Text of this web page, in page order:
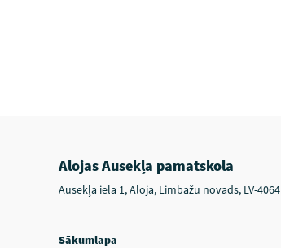
Alojas Ausekļa pamatskola
Ausekļa iela 1, Aloja, Limbažu novads, LV-4064
Sākumlapa